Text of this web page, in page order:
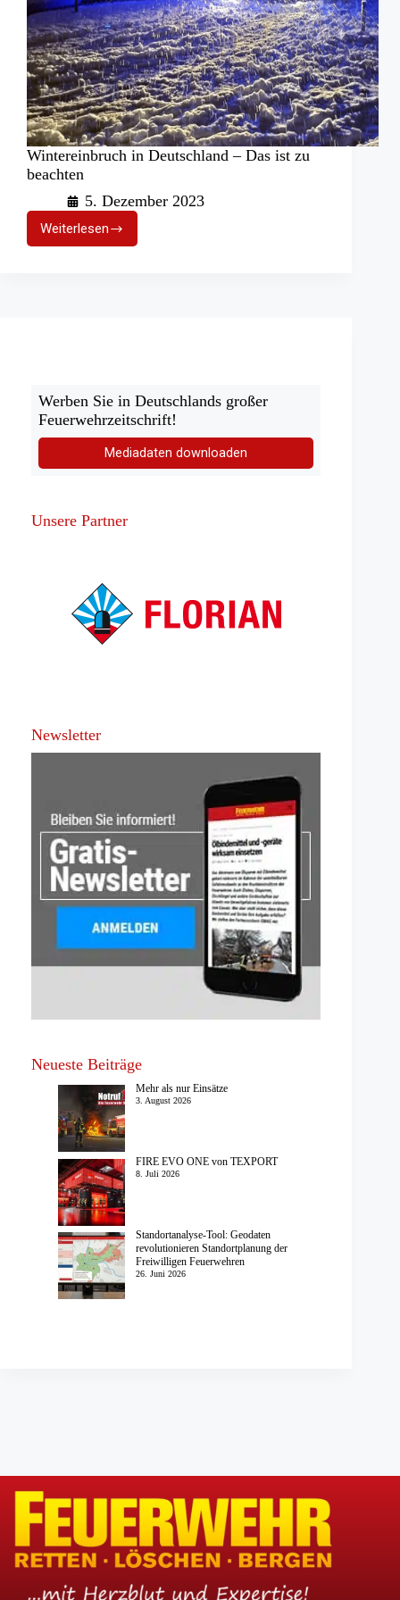
Wintereinbruch in Deutschland – Das ist zu
beachten
5. Dezember 2023
WeiterlesenWintereinbruch
in
Werben Sie in Deutschlands großer
Feuerwehrzeitschrift!
Mediadaten downloaden
Unsere Partner
Newsletter
Neueste Beiträge
Mehr als nur Einsätze
3. August 2026
FIRE EVO ONE von TEXPORT
8. Juli 2026
Standortanalyse-Tool: Geodaten
revolutionieren Standortplanung der
Freiwilligen Feuerwehren
26. Juni 2026